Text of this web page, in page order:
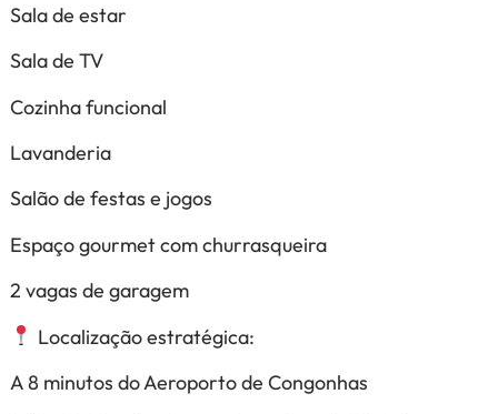
Sala de estar
Sala de TV
Cozinha funcional
Lavanderia
Salão de festas e jogos
Espaço gourmet com churrasqueira
2 vagas de garagem
Localização estratégica:
A 8 minutos do Aeroporto de Congonhas